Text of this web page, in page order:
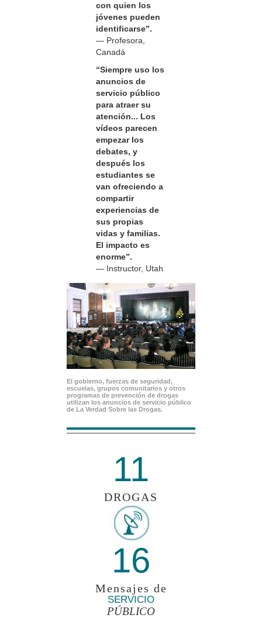
con quien los
jóvenes pueden
identificarse”.
— Profesora,
Canadá
“Siempre uso los
anuncios de
servicio público
para atraer su
atención... Los
vídeos parecen
empezar los
debates, y
después los
estudiantes se
van ofreciendo a
compartir
experiencias de
sus propias
vidas y familias.
El impacto es
enorme”.
— Instructor, Utah
El gobierno, fuerzas de seguridad,
escuelas, grupos comunitarios y otros
programas de prevención de drogas
utilizan los anuncios de servicio público
de La Verdad Sobre las Drogas.
11
DROGAS
16
Mensajes de
SERVICIO
PÚBLICO